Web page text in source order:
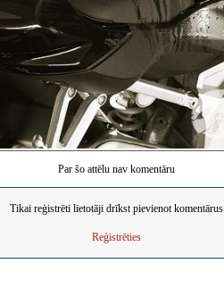
Par šo attēlu nav komentāru
Tikai reģistrēti lietotāji drīkst pievienot komentārus
Reģistrēties